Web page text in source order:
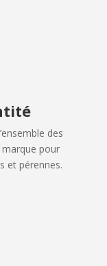
des
pour
et pérennes.